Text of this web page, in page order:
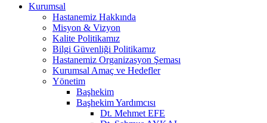
Kurumsal
Hastanemiz Hakkında
Misyon & Vizyon
Kalite Politikamız
Bilgi Güvenliği Politikamız
Hastanemiz Organizasyon Şeması
Kurumsal Amaç ve Hedefler
Yönetim
Başhekim
Başhekim Yardımcısı
Dt. Mehmet EFE